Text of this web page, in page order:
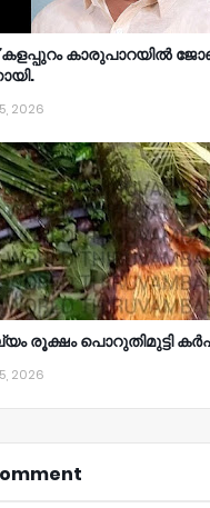
കാരുപാറയിൽ
2026
രൂക്ഷം പൊറുതിമുട്ടി
2026